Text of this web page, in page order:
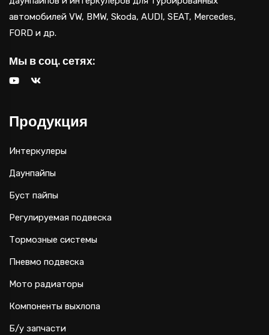
автомобилей VW, BMW, Skoda, AUDI, SEAT, Mercedes,
FORD и др.
Мы в соц. сетях:
Продукция
Интеркулеры
Даунпайпы
Буст пайпы
Регулируемая подвеска
Тормозные системы
Пневмо подвеска
Мото радиаторы
Компоненты выхлопа
Б/у запчасти